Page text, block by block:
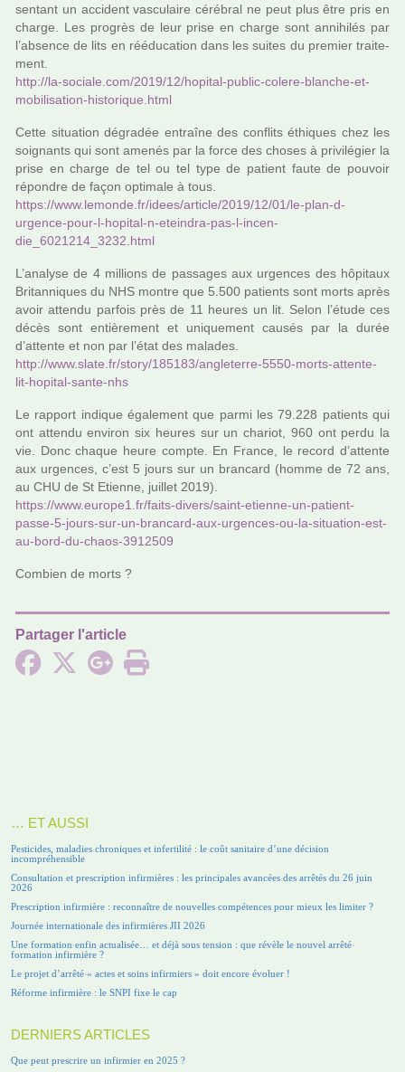
sen­tant un acci­dent vas­cu­laire céré­bral ne peut plus être pris en
charge. Les pro­grès de leur prise en charge sont anni­hi­lés par
l’absence de lits en réé­du­ca­tion dans les suites du pre­mier trai­te­
ment.
http://la-sociale.com/2019/12/hopi­tal-public-colere-blan­che-et-
mobi­li­sa­tion-his­to­ri­que.html
Cette situa­tion dégra­dée entraîne des conflits éthiques chez les
soi­gnants qui sont amenés par la force des choses à pri­vi­lé­gier la
prise en charge de tel ou tel type de patient faute de pou­voir
répon­dre de façon opti­male à tous.
https://www.lemonde.fr/idees/arti­cle/2019/12/01/le-plan-d-
urgence-pour-l-hopi­tal-n-etein­dra-pas-l-incen­
die_6021214_3232.html
L’ana­lyse de 4 mil­lions de pas­sa­ges aux urgen­ces des hôpi­taux
Britanniques du NHS montre que 5.500 patients sont morts après
avoir attendu par­fois près de 11 heures un lit. Selon l’étude ces
décès sont entiè­re­ment et uni­que­ment causés par la durée
d’attente et non par l’état des mala­des.
http://www.slate.fr/story/185183/angle­terre-5550-morts-attente-
lit-hopi­tal-sante-nhs
Le rap­port indi­que également que parmi les 79.228 patients qui
ont attendu envi­ron six heures sur un cha­riot, 960 ont perdu la
vie. Donc chaque heure compte. En France, le record d’attente
aux urgen­ces, c’est 5 jours sur un bran­card (homme de 72 ans,
au CHU de St Etienne, juillet 2019).
https://www.euro­pe1.fr/faits-divers/saint-etienne-un-patient-
passe-5-jours-sur-un-bran­card-aux-urgen­ces-ou-la-situa­tion-est-
au-bord-du-chaos-3912509
Combien de morts ?
Partager l'article
… ET AUSSI
Pesticides, maladies chroniques et infertilité : le coût sanitaire d’une décision
incompréhensible
Consultation et prescription infirmières : les principales avancées des arrêtés du 26 juin
2026
Prescription infirmière : reconnaître de nouvelles compétences pour mieux les limiter ?
Journée internationale des infirmières JII 2026
Une formation enfin actualisée… et déjà sous tension : que révèle le nouvel arrêté
formation infirmière ?
Le projet d’arrêté « actes et soins infirmiers » doit encore évoluer !
Réforme infirmière : le SNPI fixe le cap
DERNIERS ARTICLES
Que peut prescrire un infirmier en 2025 ?